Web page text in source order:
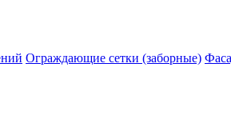
Ограждающие сетки (заборные)